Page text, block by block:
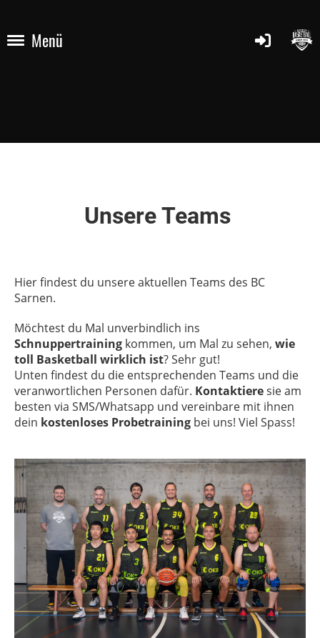
Menü
Unsere Teams
Hier findest du unsere aktuellen Teams des BC
Sarnen.
Möchtest du Mal unverbindlich ins
Schnuppertraining kommen, um Mal zu sehen, wie
toll Basketball wirklich ist? Sehr gut!
Unten findest du die entsprechenden Teams und die
veranwortlichen Personen dafür. Kontaktieresie am
besten via SMS/Whatsapp und vereinbare mit ihnen
dein kostenloses Probetraining bei uns! Viel Spass!